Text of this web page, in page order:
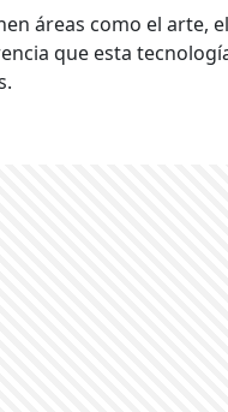
áreas como el arte,
que esta